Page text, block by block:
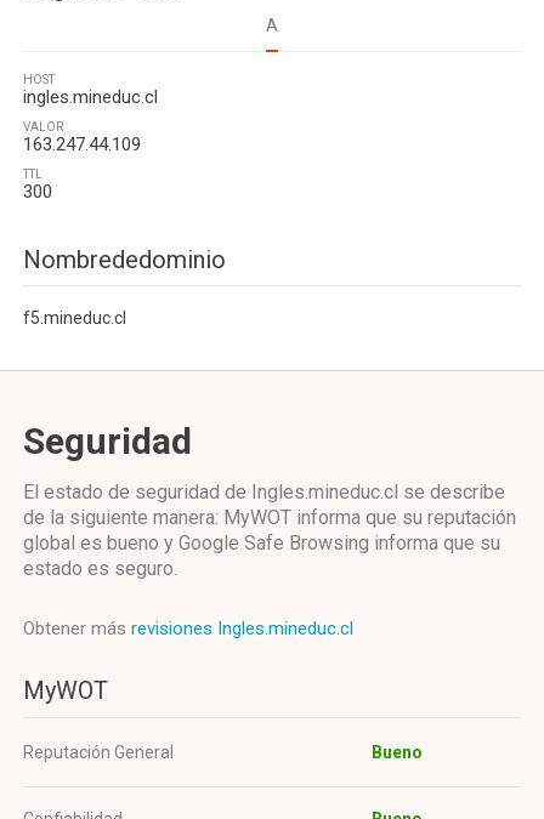
A
HOST
ingles.mineduc.cl
VALOR
163.247.44.109
TTL
300
Nombrededominio
f5.mineduc.cl
Seguridad
El estado de seguridad de Ingles.mineduc.cl se describe
de la siguiente manera: MyWOT informa que su reputación
global es bueno y Google Safe Browsing informa que su
estado es seguro.
Obtener más revisiones Ingles.mineduc.cl
MyWOT
Reputación General Bueno